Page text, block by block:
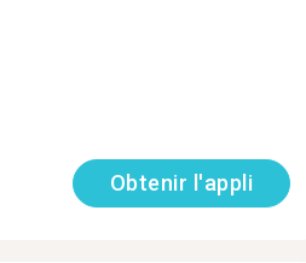
Obtenir l'appli